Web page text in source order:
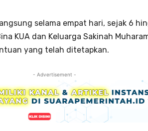
selama empat hari, sejak 6
KUA dan Keluarga Sakinah
yang telah ditetapkan.
- Advertisement -